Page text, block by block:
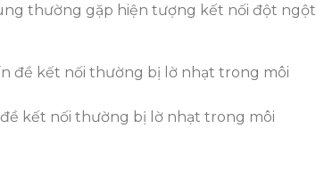
thường gặp hiện tượng kết nối đột ngột
kết nối thường bị lờ nhạt trong môi